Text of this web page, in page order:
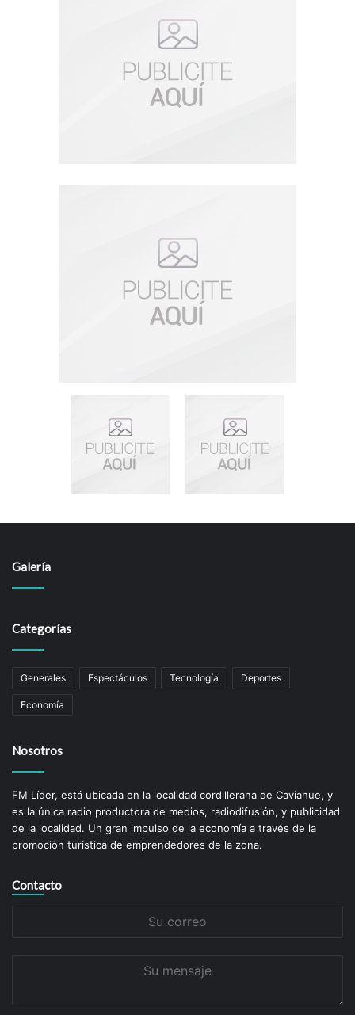
Galería
Categorías
Generales Espectáculos Tecnología Deportes
Economía
Nosotros
FM Líder, está ubicada en la localidad cordillerana de Caviahue, y
es la única radio productora de medios, radiodifusión, y publicidad
de la localidad. Un gran impulso de la economí­a a través de la
promoción turística de emprendedores de la zona.
Contacto